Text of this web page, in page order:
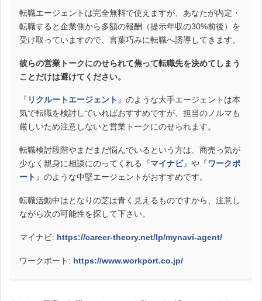
転職エージェントは完全無料で使えますが、あなたが内定・
転職すると企業側から多額の報酬（提示年収の30%前後）を
受け取っていますので、言葉巧みに転職へ誘導してきます。
彼らの営業トークにのせられて焦って転職先を決めてしまう
ことだけは避けてください。
『 リクルートエージェント 』のような大手エージェントは本
気で転職を検討していればおすすめですが、担当のノルマも
厳しいため注意しないと営業トークにのせられます。
転職検討段階やまだまだ悩んでいるという方は、商売っ気が
少なく親身に相談にのってくれる『マイナビ』や『ワークポ
ート 』のような中堅エージェントがおすすめです。
転職活動中はとなりの芝は青く見えるものですから、注意し
ながら次の可能性を探して下さい。
マイナビ: https://career-theory.net/lp/mynavi-agent/
ワークポート: https://www.workport.co.jp/